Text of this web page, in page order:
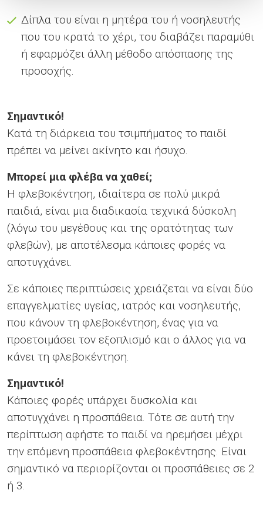
Δίπλα του είναι η μητέρα του ή νοσηλευτής
που του κρατά το χέρι, του διαβάζει παραμύθι
ή εφαρμόζει άλλη μέθοδο απόσπασης της
προσοχής.
Σημαντικό!
Κατά τη διάρκεια του τσιμπήματος το παιδί
πρέπει να μείνει ακίνητο και ήσυχο.
Μπορεί μια φλέβα να χαθεί;
Η φλεβοκέντηση, ιδιαίτερα σε πολύ μικρά
παιδιά, είναι μια διαδικασία τεχνικά δύσκολη
(λόγω του μεγέθους και της ορατότητας των
φλεβών), με αποτέλεσμα κάποιες φορές να
αποτυγχάνει.
Σε κάποιες περιπτώσεις χρειάζεται να είναι δύο
επαγγελματίες υγείας, ιατρός και νοσηλευτής,
που κάνουν τη φλεβοκέντηση, ένας για να
προετοιμάσει τον εξοπλισμό και ο άλλος για να
κάνει τη φλεβοκέντηση.
Σημαντικό!
Κάποιες φορές υπάρχει δυσκολία και
αποτυγχάνει η προσπάθεια. Τότε σε αυτή την
περίπτωση αφήστε το παιδί να ηρεμήσει μέχρι
την επόμενη προσπάθεια φλεβοκέντησης. Είναι
σημαντικό να περιορίζονται οι προσπάθειες σε 2
ή 3.